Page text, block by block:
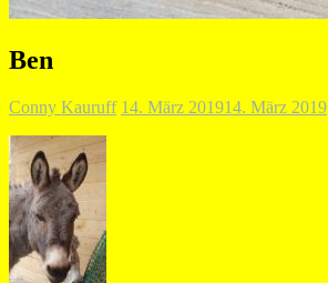
Ben
Conny Kauruff 14. März 201914. März 2019